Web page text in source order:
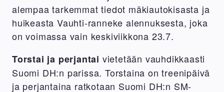
alempaa tarkemmat tiedot mäkiautokisasta ja
huikeasta Vauhti-ranneke alennuksesta, joka
on voimassa vain keskiviikkona 23.7.
Torstai ja perjantai vietetään vauhdikkaasti
Suomi DH:n parissa. Torstaina on treenipäivä
ja perjantaina ratkotaan Suomi DH:n SM-